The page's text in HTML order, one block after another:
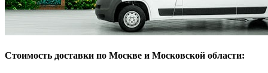
Стоимость доставки по Москве и Московской области: